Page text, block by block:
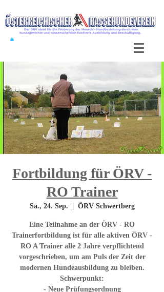
Fortbildung für ÖRV -
RO Trainer
Sa., 24. Sep. ÖRV Schwertberg
Eine Teilnahme an der ÖRV - RO
Trainerfortbildung ist für alle aktiven ÖRV -
RO A Trainer alle 2 Jahre verpflichtend
vorgeschrieben, um am Puls der Zeit der
modernen Hundeausbildung zu bleiben.
Schwerpunkt:
- Neue Prüfungsordnung